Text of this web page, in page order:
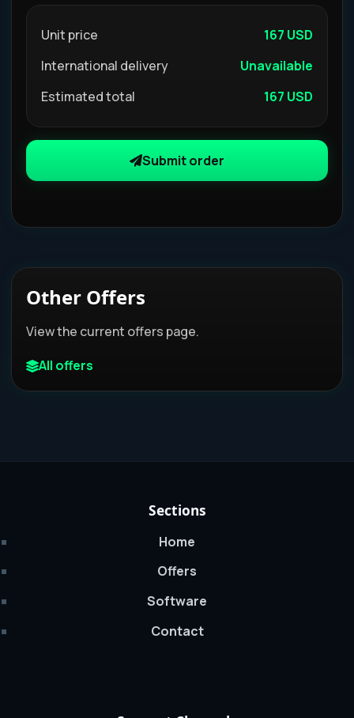
Unit price
167 USD
International delivery
Unavailable
Estimated total
167 USD
Submit order
Other Offers
View the current offers page.
All offers
Sections
Home
Offers
Software
Contact